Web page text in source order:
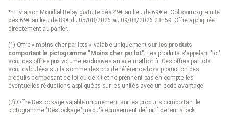
** Livraison Mondial Relay gratuite dès 49€ au lieu de 69€ et Colissimo gratuite
dès 69€ au lieu de 89€ du 05/08/2026 au 09/08/2026 23h59. Offre appliquée
directement au panier.
(1) Offre « moins cher par lots » valable uniquement sur les produits
comportant le pictogramme "Moins cher par lot". Les produits s'appelant "lot"
sont des offres prix volume exclusives au site mathon.fr. Ces offres par lots
sont calculées sur la somme des prix de référence hors promotion des
produits composant ce lot ou ce kit et ne prennent pas en compte les
éventuelles réductions appliquées sur les unités avec un code avantage.
(2) Offre Déstockage valable uniquement sur les produits comportant le
pictogramme "Déstockage" jusqu'à épuisement définitif de leur stock.